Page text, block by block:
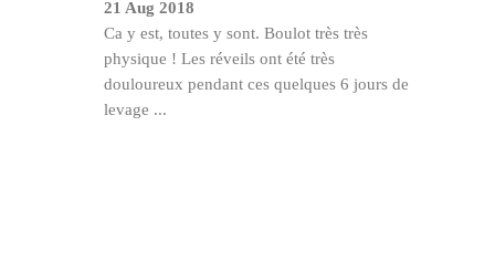
21 Aug 2018
Ca y est, toutes y sont. Boulot très très
physique ! Les réveils ont été très
douloureux pendant ces quelques 6 jours de
levage ...